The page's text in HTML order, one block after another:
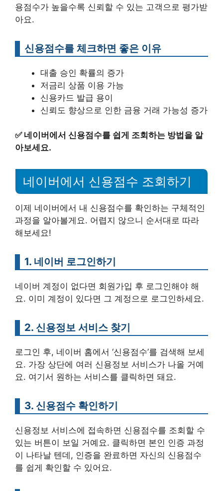
용점수가 높을수록 신뢰할 수 있는 고객으로 평가받
아요.
신용점수를 체크하면 좋은 이유
대출 승인 확률의 증가
저금리 상품 이용 가능
신용카드 발급 용이
신뢰도 향상으로 인한 금융 거래 가능성 증가
✅ 네이버에서 신용점수를 쉽게 조회하는 방법을 알
아보세요.
네이버에서 신용점수 조회하기
이제 네이버에서 내 신용점수를 확인하는 구체적인
과정을 알아볼게요. 어렵지 않으니 순서대로 따라
해보세요!
1. 네이버 로그인하기
네이버 계정이 없다면 회원가입 후 로그인해야 해
요. 이미 계정이 있다면 그 계정으로 로그인하세요.
2. 신용정보 서비스 찾기
로그인 후, 네이버 홈에서 ‘신용점수’를 검색해 보세
요. 가장 상단에 여러 신용정보 서비스가 나올 거예
요. 여기서 원하는 서비스를 클릭하면 돼요.
3. 신용점수 확인하기
신용정보 서비스에 접속하면 신용점수를 조회할 수
있는 버튼이 보일 거예요. 클릭하면 본인 인증 과정
이 나타날 텐데, 인증을 완료하면 자신의 신용점수
를 쉽게 확인할 수 있어요.